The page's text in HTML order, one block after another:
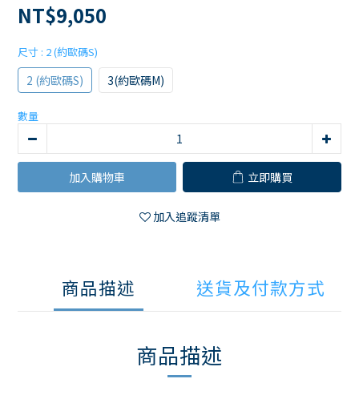
NT$9,050
尺寸 : 2 (約歐碼S)
2 (約歐碼S) 3(約歐碼M)
數量
加入購物車 立即購買
加入追蹤清單
商品描述 送貨及付款方式
商品描述